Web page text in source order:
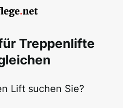
Treppenlifte
Lift suchen Sie?